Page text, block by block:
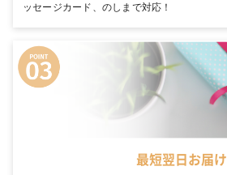
ッセージカード、のしまで対応！
最短翌日お届け